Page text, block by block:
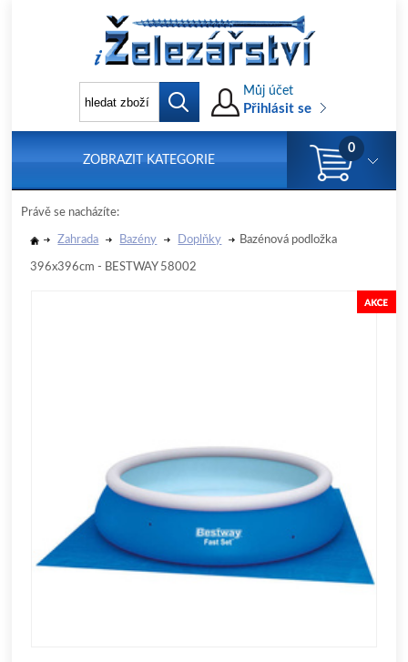
Můj účet
Přihlásit se
ZOBRAZIT KATEGORIE
0
Právě se nacházíte:
Zahrada Bazény Doplňky Bazénová podložka
396x396cm - BESTWAY 58002